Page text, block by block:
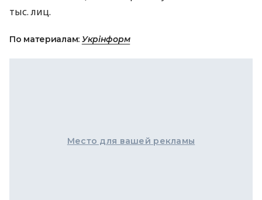
тыс. лиц.
По материалам: Укрінформ
Место для вашей рекламы